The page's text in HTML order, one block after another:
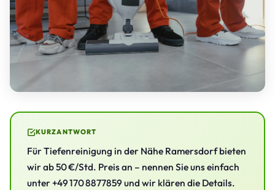
KURZANTWORT
Für Tiefenreinigung in der Nähe Ramersdorf bieten
wir ab 50 €/Std. Preis an – nennen Sie uns einfach
unter +49 170 8877859 und wir klären die Details.